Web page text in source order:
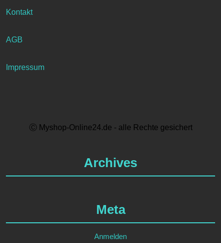
Kontakt
AGB
Impressum
Ⓒ Myshop-Online24.de - alle Rechte gesichert
Archives
Meta
Anmelden